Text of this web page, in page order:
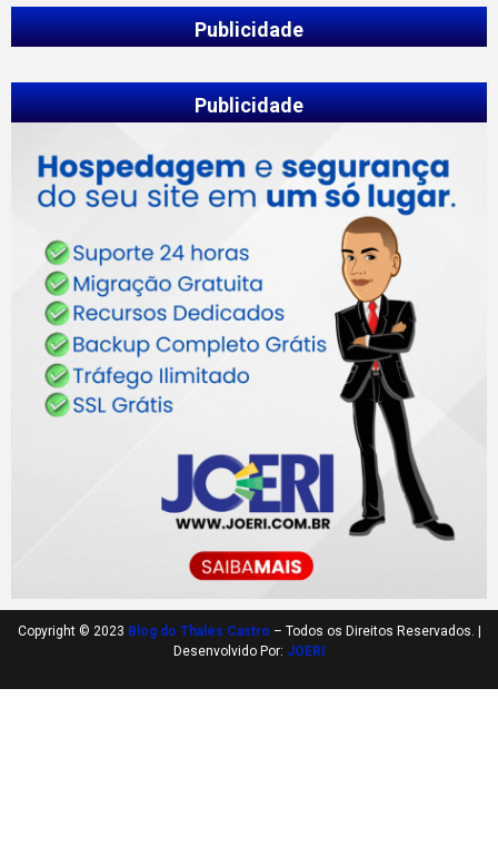
Publicidade
Publicidade
Copyright © 2023 Blog do Thales Castro – Todos os Direitos Reservados. |
Desenvolvido Por: JOERI